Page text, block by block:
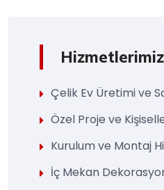
Hizmetlerimiz
Çelik Ev Üretimi ve
Özel Proje ve
Kurulum ve Montaj
İç Mekan